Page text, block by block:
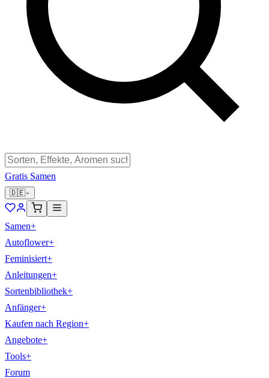
Gratis Samen
🇩🇪
Samen+
Autoflower+
Feminisiert+
Anleitungen+
Sortenbibliothek+
Anfänger+
Kaufen nach Region+
Angebote+
Tools+
Forum